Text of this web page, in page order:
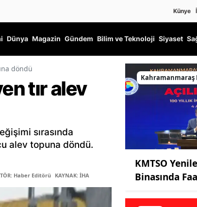
Künye
Dünya Magazin Gündem Bilim ve Teknoloji Siyaset
döndü
tır alev
sırasında
alev topuna döndü.
Haber Editörü KAYNAK: İHA
Kahramanmaraş
KMTSO
Binasında